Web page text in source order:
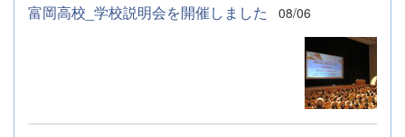
富岡高校_学校説明会を開催しました 08/06